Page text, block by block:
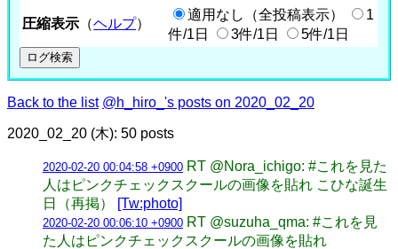
圧縮表示 （ヘルプ）
適用なし（全投稿表示）
1
件/1日
3件/1日 5件/1日
Back to the list @h_hiro_'s posts on 2020_02_20
2020_02_20 (木): 50 posts
2020-02-20 00:04:58 +0900 RT @Nora_ichigo: #これを見た
人はピンクチェックスクールの画像を貼れ こひな誕生
日（再掲）
[Tw:photo]
2020-02-20 00:06:10 +0900 RT @suzuha_qma: #これを見
た人はピンクチェックスクールの画像を貼れ